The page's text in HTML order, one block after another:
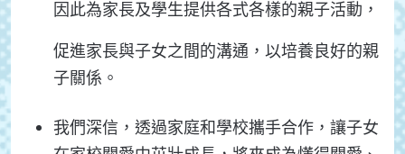
因此為家長及學生提供各式各樣的親子活動，
促進家長與子女之間的溝通，以培養良好的親
子關係。
我們深信，透過家庭和學校攜手合作，讓子女